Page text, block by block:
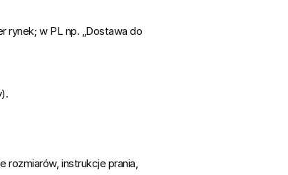
rynek; w PL np. „Dostawa do
rozmiarów, instrukcje prania,